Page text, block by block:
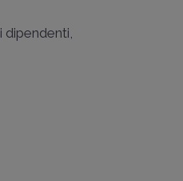
dipendenti,